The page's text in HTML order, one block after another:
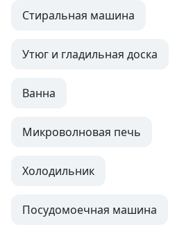
Стиральная машина
Утюг и гладильная доска
Ванна
Микроволновая печь
Холодильник
Посудомоечная машина